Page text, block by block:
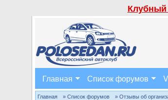
Клубный
Главная Список форумов
Главная » Список форумов » Отзывы об